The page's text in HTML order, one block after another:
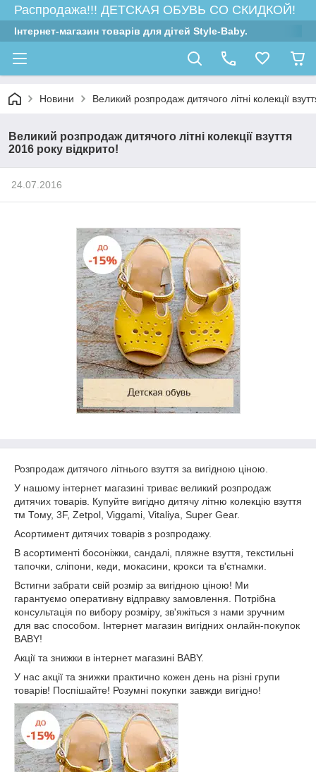
Распродажа!!! ДЕТСКАЯ ОБУВЬ СО СКИДКОЙ!
Інтернет-магазин товарів для дітей Style-Baby.
Новини Великий розпродаж дитячого літні колекції
Великий розпродаж дитячого літні колекції взуття
2016 року відкрито!
24.07.2016
Розпродаж дитячого літнього взуття за вигідною ціною.
У нашому інтернет магазині триває великий розпродаж
дитячих товарів. Купуйте вигідно дитячу літню колекцію взуття
тм Тому, 3F, Zetpol Viggami Vitaliya Super Gear.
Асортимент дитячих товарів з розпродажу.
В асортименті босоніжки, сандалі, пляжне взуття, текстильні
тапочки, сліпони, кеди, мокасини, крокси та в'єтнамки.
Встигни забрати свій розмір за вигідною ціною! Ми
гарантуємо оперативну відправку замовлення. Потрібна
консультація по вибору розміру, зв'яжіться з нами зручним
для вас способом. Інтернет магазин вигідних онлайн-покупок
BABY!
Акції та знижки в інтернет магазині BABY.
У нас акції та знижки практично кожен день на різні групи
товарів! Поспішайте! Розумні покупки завжди вигідно!